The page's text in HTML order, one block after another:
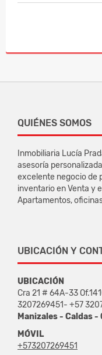
QUIÉNES SOMOS
Inmobiliaria Lucía
asesoría
excelente negocio de
inventario en Venta y
Apartamentos,
UBICACIÓN Y
UBICACIÓN
Cra 21 # 64A-33
3207269451- +57
Manizales - Caldas -
MÓVIL
+573207269451